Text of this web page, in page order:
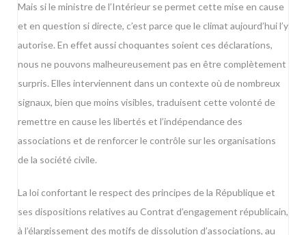
Mais si le ministre de l’Intérieur se permet cette mise en cause
et en question si directe, c’est parce que le climat aujourd’hui l’y
autorise. En effet aussi choquantes soient ces déclarations,
nous ne pouvons malheureusement pas en être complètement
surpris. Elles interviennent dans un contexte où de nombreux
signaux, bien que moins visibles, traduisent cette volonté de
remettre en cause les libertés et l’indépendance des
associations et de renforcer le contrôle sur les organisations
de la société civile.
La loi confortant le respect des principes de la République et
ses dispositions relatives au Contrat d’engagement républicain,
à l’élargissement des motifs de dissolution d’associations, au